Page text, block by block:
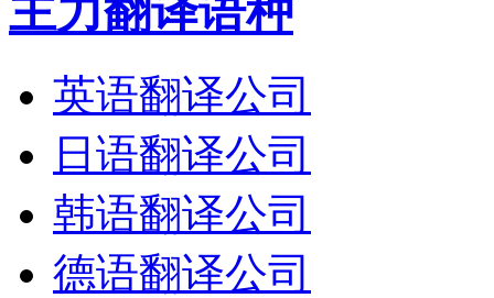
主力翻译语种
英语翻译公司
日语翻译公司
韩语翻译公司
德语翻译公司